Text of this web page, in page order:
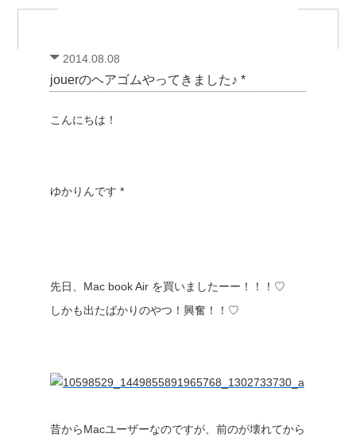
2014.08.08
jouerのヘアゴムやってきました♪ *
こんにちは！
ゆかりんです *
先日、Mac book Air を買いましたーー！！！♡
しかも出たばかりのやつ！興奮！！♡
昔からMacユーザーなのですが、前のが壊れてから